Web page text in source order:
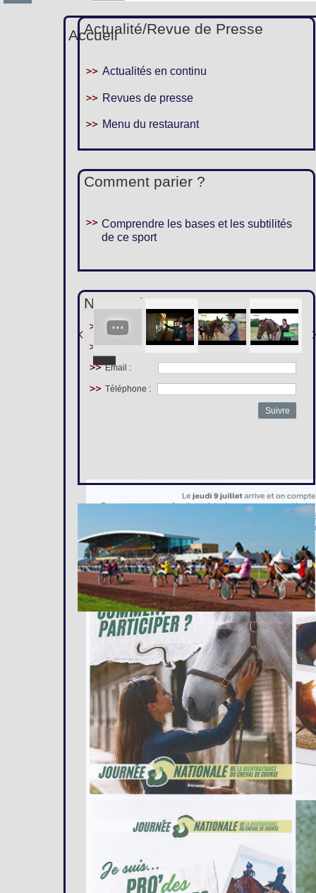
Accueil
Actualité/Revue de Presse
Actualités en continu
Revues de presse
Menu du restaurant
Comment parier ?
Comprendre les bases et les subtilités
de ce sport
Nous suivre :
Prénom :
Nom :
Email :
Téléphone :
Suivre